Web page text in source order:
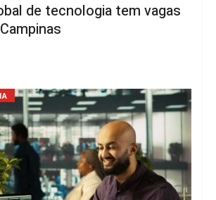
de tecnologia tem vagas